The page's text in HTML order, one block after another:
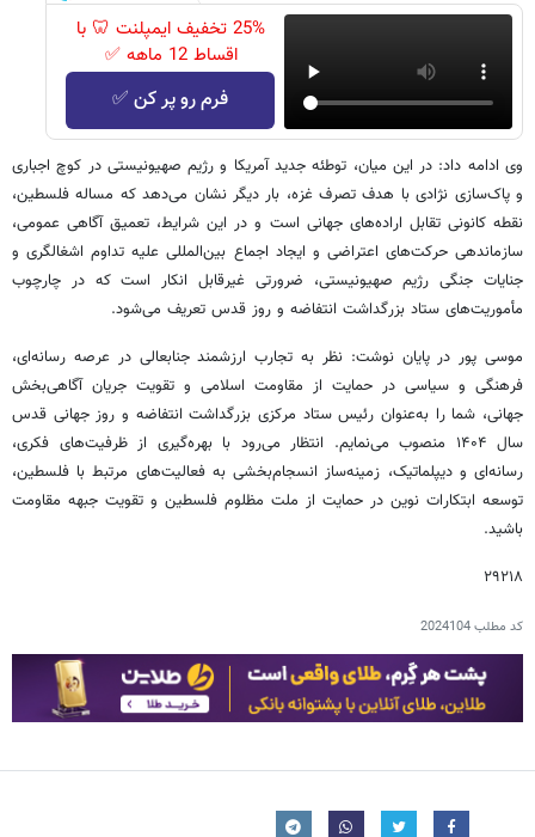
25% تخفیف ایمپلنت 🦷 با
اقساط 12 ماهه ✅
فرم رو پر کن ✅
وی ادامه داد: در این میان، توطئه جدید آمریکا و رژیم صهیونیستی در کوچ اجباری
و پاک‌سازی نژادی با هدف تصرف غزه، بار دیگر نشان می‌دهد که مساله فلسطین،
نقطه کانونی تقابل اراده‌های جهانی است و در این شرایط، تعمیق آگاهی عمومی،
سازماندهی حرکت‌های اعتراضی و ایجاد اجماع بین‌المللی علیه تداوم اشغالگری و
جنایات جنگی رژیم صهیونیستی، ضرورتی غیرقابل انکار است که در چارچوب
مأموریت‌های ستاد بزرگداشت انتفاضه و روز قدس تعریف می‌شود.
موسی پور در پایان نوشت: نظر به تجارب ارزشمند جنابعالی در عرصه رسانه‌ای،
فرهنگی و سیاسی در حمایت از مقاومت اسلامی و تقویت جریان آگاهی‌بخش
جهانی، شما را به‌عنوان رئیس ستاد مرکزی بزرگداشت انتفاضه و روز جهانی قدس
سال ۱۴۰۴ منصوب می‌نمایم. انتظار می‌رود با بهره‌گیری از ظرفیت‌های فکری،
رسانه‌ای و دیپلماتیک، زمینه‌ساز انسجام‌بخشی به فعالیت‌های مرتبط با فلسطین،
توسعه ابتکارات نوین در حمایت از ملت مظلوم فلسطین و تقویت جبهه مقاومت
باشید.
۲۹۲۱۸
کد مطلب2024104